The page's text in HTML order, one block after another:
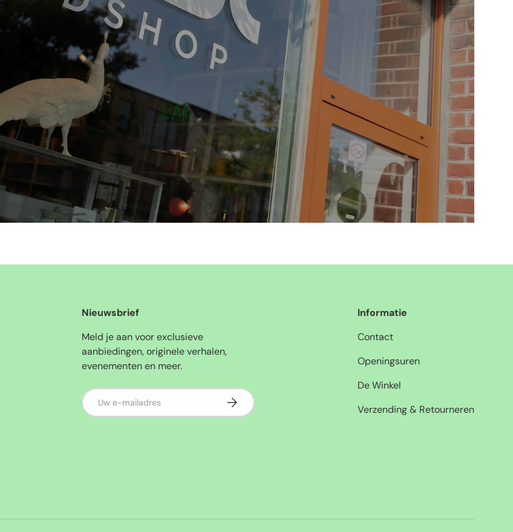
Nieuwsbrief
Meld je aan voor exclusieve
aanbiedingen, originele verhalen,
evenementen en meer.
E-mailadres Abonneer
Informatie
Contact
Openingsuren
De Winkel
Verzending & Retourneren